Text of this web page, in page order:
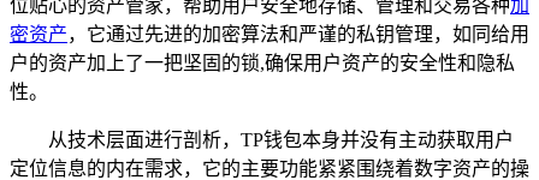
位贴心的资产管家，帮助用户安全地存储、管理和交易各种加
密资产，它通过先进的加密算法和严谨的私钥管理，如同给用
户的资产加上了一把坚固的锁,确保用户资产的安全性和隐私
性。
从技术层面进行剖析，TP钱包本身并没有主动获取用户
定位信息的内在需求，它的主要功能紧紧围绕着数字资产的操